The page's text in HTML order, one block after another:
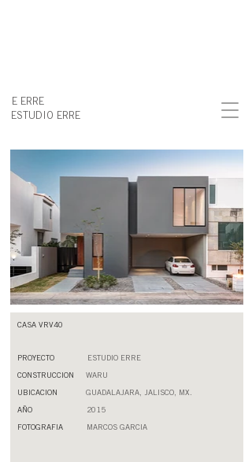
ESTUDIO ERRE
E ERRE
CASA VRV40
PROYECTO ESTUDIO ERRE
CONSTRUCCION WARU
UBICACION GUADALAJARA, JALISCO, MX.
AÑO 2015
FOTOGRAFIA MARCOS GARCIA